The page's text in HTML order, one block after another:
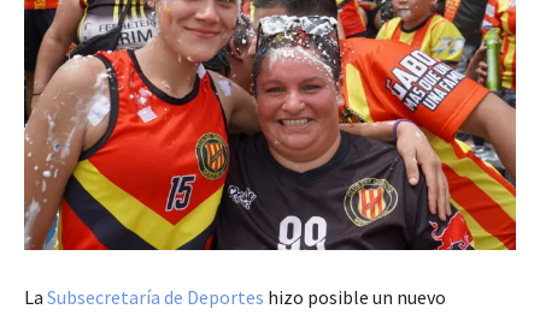
La Subsecretaría de Deportes hizo posible un nuevo